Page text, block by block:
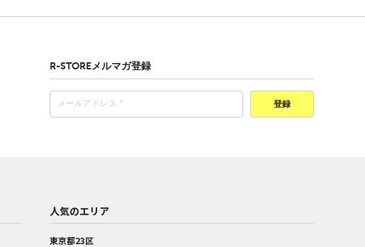
R-STOREメルマガ登録
登録
人気のエリア
東京都23区